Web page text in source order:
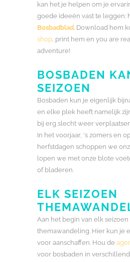
kan het je helpen om je
goede ideeën vast te leggen:
Bosbadblad. Download hem
shop, print hem en you are
adventure!
BOSBADEN
SEIZOEN
Bosbaden kun je eigenlijk
en elke plek heeft namelijk
bij erg slecht weer
In het voorjaar, ‘s zomers en
herfstdagen schoppen we
lopen we met onze blote
of bladeren.
ELK SEIZOEN
Aan het begin van elk
themawandeling. Hier kun je
voor aanschaffen. Hou de
voor bosbaden in